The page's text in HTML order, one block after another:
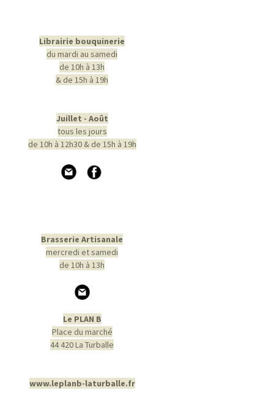
Librairie bouquinerie
du mardi au samedi
de 10h à 13h
& de 15h à 19h
Juillet - Août
tous les jours
de 10h à 12h30 & de 15h à 19h
Brasserie Artisanale
mercredi et samedi
de 10h à 13h
Le PLAN B
Place du marché
44 420 La Turballe
www.leplanb-laturballe.fr